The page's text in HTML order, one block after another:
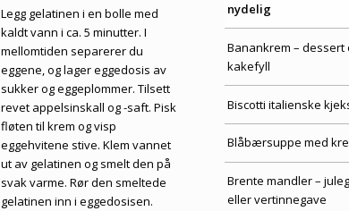
Legg gelatinen i en bolle med
kaldt vann i ca. 5 minutter. I
mellomtiden separerer du
eggene, og lager eggedosis av
sukker og eggeplommer. Tilsett
revet appelsinskall og -saft. Pisk
fløten til krem og visp
eggehvitene stive. Klem vannet
ut av gelatinen og smelt den på
svak varme. Rør den smeltede
gelatinen inn i eggedosisen.
nydelig
Banankrem – dessert
kakefyll
Biscotti italienske
Blåbærsuppe med
Brente mandler –
eller vertinnegave